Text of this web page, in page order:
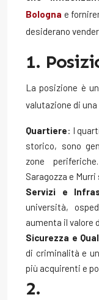
Bologna e
desiderano
1.
La posizione è
valutazione di
Quartiere: I
storico, sono
zone
Saragozza e
Servizi e
università,
aumenta il valore
Sicurezza e
di criminalità e
più acquirenti e
2.